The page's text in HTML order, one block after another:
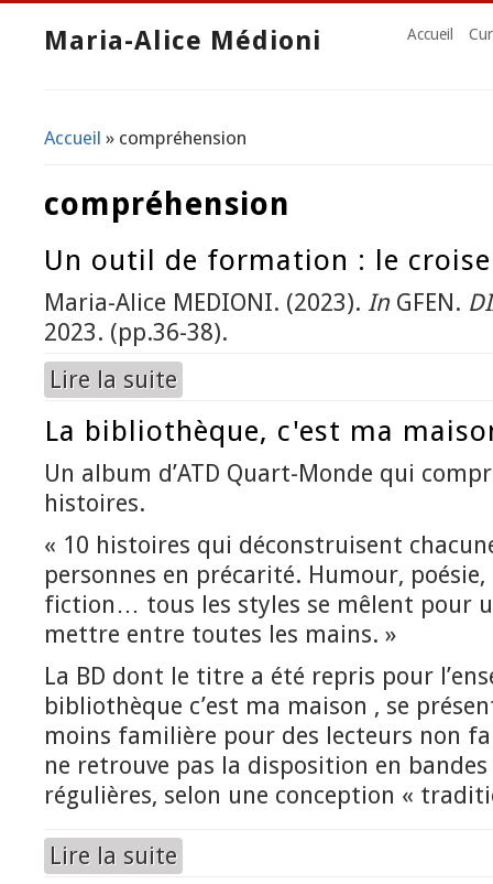
Maria-Alice Médioni Accueil
Vous êtes ici
Accueil » compréhension
compréhension
Un outil de formation : le
Maria-Alice MEDIONI. (2023). In GFEN.
2023. (pp.36-38).
Lire la suite
La bibliothèque, c'est ma
Un album d’ATD Quart-Monde qui
histoires.
« 10 histoires qui déconstruisent
personnes en précarité. Humour, poésie,
fiction… tous les styles se mêlent pour
mettre entre toutes les mains. »
La BD dont le titre a été repris pour
bibliothèque c’est ma maison , se
moins familière pour des lecteurs non
ne retrouve pas la disposition en bandes
régulières, selon une conception «
Lire la suite